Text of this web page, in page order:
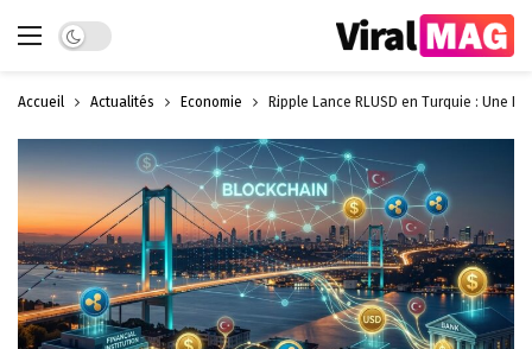
Dark mode
Accueil Actualités Économie Ripple Lance RLUSD en Turquie : Une